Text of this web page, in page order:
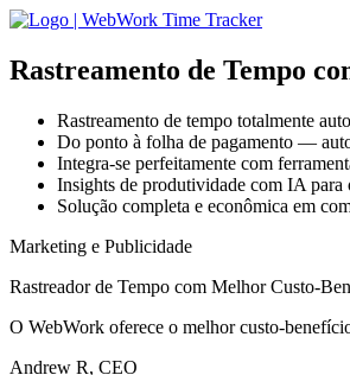
Rastreamento de Tempo
Rastreamento de tempo totalmente
Do ponto à folha de pagamento —
Integra-se perfeitamente com
Insights de produtividade com IA para
Solução completa e econômica em
Marketing e Publicidade
Rastreador de Tempo com Melhor Custo-
O WebWork oferece o melhor custo-
Andrew R, CEO